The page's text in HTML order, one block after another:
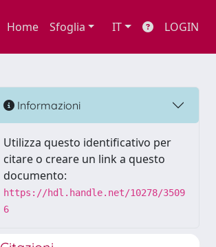
Home Sfoglia IT LOGIN
Informazioni
Utilizza questo identificativo per
citare o creare un link a questo
documento:
https://hdl.handle.net/10278/3509
6